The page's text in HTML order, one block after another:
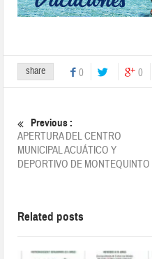
share 0 0
Previous :
APERTURA DEL CENTRO
MUNICIPAL ACUÁTICO Y
DEPORTIVO DE MONTEQUINTO
Related posts